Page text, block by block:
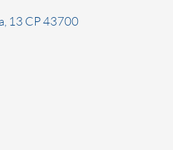
13 CP 43700